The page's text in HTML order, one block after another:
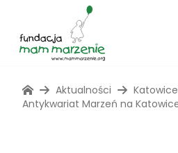
Aktualności
Katowice
Antykwariat Marzeń na